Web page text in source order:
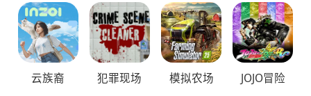
云族裔 犯罪现场 模拟农场 JOJO冒险